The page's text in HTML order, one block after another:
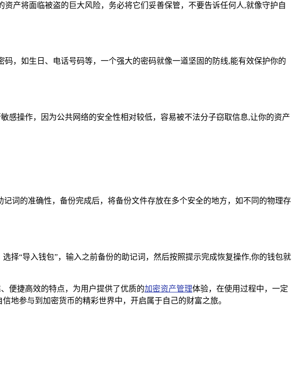
产将面临被盗的巨大风险，务必将它们妥善保管，不要告诉任何人,就像守护自
，如生日、电话号码等，一个强大的密码就像一道坚固的防线,能有效保护你的
感操作，因为公共网络的安全性相对较低，容易被不法分子窃取信息,让你的资产
词的准确性，备份完成后，将备份文件存放在多个安全的地方，如不同的物理存
择“导入钱包”，输入之前备份的助记词，然后按照提示完成恢复操作,你的钱包就
便捷高效的特点，为用户提供了优质的加密资产管理体验，在使用过程中，一定
地参与到加密货币的精彩世界中，开启属于自己的财富之旅。